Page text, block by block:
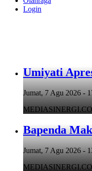
Login
Umiyati
Jumat, 7 Agu 2026 -
MEDIASINERGI.CO
Bapenda
Jumat, 7 Agu 2026 -
MEDIASINERGI.CO